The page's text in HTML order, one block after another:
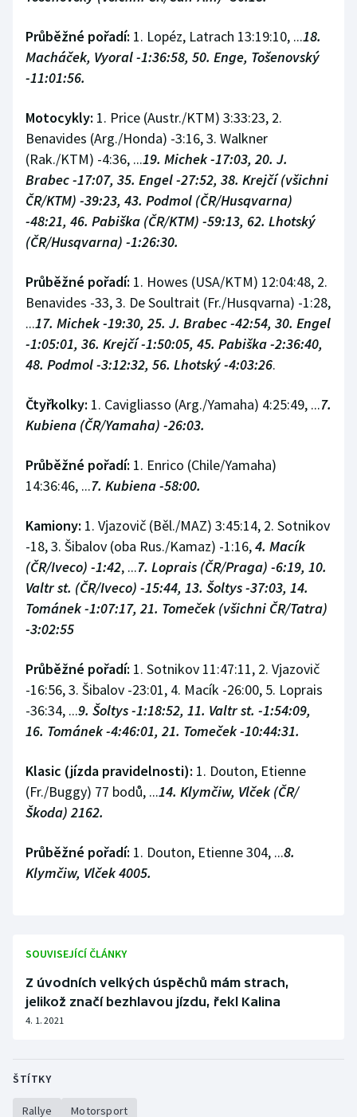
Průběžné pořadí: 1. Lopéz, Latrach 13:19:10, ...18.
Macháček, Vyoral -1:36:58, 50. Enge, Tošenovský
-11:01:56.
Motocykly: 1. Price (Austr./KTM) 3:33:23, 2.
Benavides (Arg./Honda) -3:16, 3. Walkner
(Rak./KTM) -4:36, ...19. Michek -17:03, 20. J.
Brabec -17:07, 35. Engel -27:52, 38. Krejčí (všichni
ČR/KTM) -39:23, 43. Podmol (ČR/Husqvarna)
-48:21, 46. Pabiška (ČR/KTM) -59:13, 62. Lhotský
(ČR/Husqvarna) -1:26:30.
Průběžné pořadí: 1. Howes (USA/KTM) 12:04:48, 2.
Benavides -33, 3. De Soultrait (Fr./Husqvarna) -1:28,
...17. Michek -19:30, 25. J. Brabec -42:54, 30. Engel
-1:05:01, 36. Krejčí -1:50:05, 45. Pabiška -2:36:40,
48. Podmol -3:12:32, 56. Lhotský -4:03:26.
Čtyřkolky: 1. Cavigliasso (Arg./Yamaha) 4:25:49, ...7.
Kubiena (ČR/Yamaha) -26:03.
Průběžné pořadí: 1. Enrico (Chile/Yamaha)
14:36:46, ...7. Kubiena -58:00.
Kamiony: 1. Vjazovič (Běl./MAZ) 3:45:14, 2. Sotnikov
-18, 3. Šibalov (oba Rus./Kamaz) -1:16,4. Macík
(ČR/Iveco) -1:42, ...7. Loprais (ČR/Praga) -6:19, 10.
Valtr st. (ČR/Iveco) -15:44, 13. Šoltys -37:03, 14.
Tománek -1:07:17, 21. Tomeček (všichni ČR/Tatra)
-3:02:55
Průběžné pořadí: 1. Sotnikov 11:47:11, 2. Vjazovič
-16:56, 3. Šibalov -23:01, 4. Macík -26:00, 5. Loprais
-36:34, ...9. Šoltys -1:18:52, 11. Valtr st. -1:54:09,
16. Tománek -4:46:01, 21. Tomeček -10:44:31.
Klasic (jízda pravidelnosti): 1. Douton, Etienne
(Fr./Buggy) 77 bodů, ...14. Klymčiw, Vlček (ČR/
Škoda) 2162.
Průběžné pořadí: 1. Douton, Etienne 304, ...8.
Klymčiw, Vlček 4005.
SOUVISEJÍCÍ ČLÁNKY
Z úvodních velkých úspěchů mám strach,
jelikož značí bezhlavou jízdu, řekl Kalina
4. 1. 2021
ŠTÍTKY
Rallye Motorsport